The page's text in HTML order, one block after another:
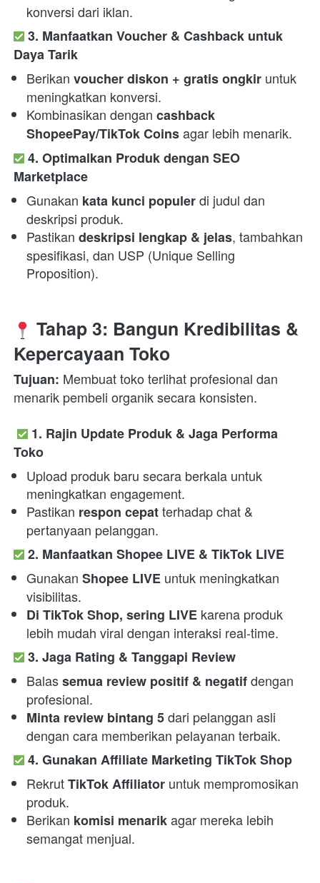
konversi dari iklan.
3. Manfaatkan Voucher & Cashback untuk
Daya Tarik
Berikan voucher diskon + gratis ongkir untuk
meningkatkan konversi.
Kombinasikan dengan cashback
ShopeePay/TikTok Coins agar lebih menarik.
4. Optimalkan Produk dengan SEO
Marketplace
Gunakan kata kunci populer di judul dan
deskripsi produk.
Pastikan deskripsi lengkap & jelas, tambahkan
spesifikasi, dan USP (Unique Selling
Proposition).
Tahap 3: Bangun Kredibilitas &
Kepercayaan Toko
Tujuan: Membuat toko terlihat profesional dan
menarik pembeli organik secara konsisten.
1. Rajin Update Produk & Jaga Performa
Toko
Upload produk baru secara berkala untuk
meningkatkan engagement.
Pastikan respon cepat terhadap chat &
pertanyaan pelanggan.
2. Manfaatkan Shopee LIVE & TikTok LIVE
Gunakan Shopee LIVE untuk meningkatkan
visibilitas.
Di TikTok Shop, sering LIVE karena produk
lebih mudah viral dengan interaksi real-time.
3. Jaga Rating & Tanggapi Review
Balas semua review positif & negatif dengan
profesional.
Minta review bintang 5 dari pelanggan asli
dengan cara memberikan pelayanan terbaik.
4. Gunakan Affiliate Marketing TikTok Shop
Rekrut TikTok Affiliator untuk mempromosikan
produk.
Berikan komisi menarik agar mereka lebih
semangat menjual.